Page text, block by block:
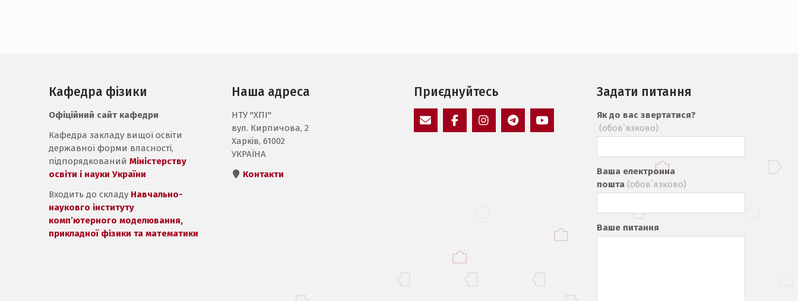
Кафедра фізики
Офіційний сайт кафедри
Кафедра закладу вищої освіти
державної форми власності,
підпорядкований Міністерству
освіти і науки України
Входить до складу Навчально-
науковго інституту
комп’ютерного моделювання,
прикладної фізики та математики
Наша адреса
НТУ "ХПІ"
вул. Кирпичова, 2
Харків, 61002
УКРАЇНА
Контакти
Приєднуйтесь Задати питання
Як до вас звертатися?
(обов`язково)
Ваша електронна
пошта (обов`язково)
Ваше питання